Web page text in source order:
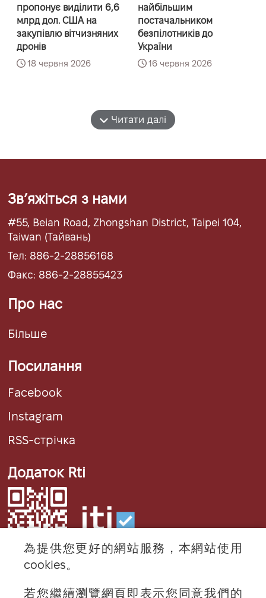
пропонує виділити 6,6
млрд дол. США на
закупівлю вітчизняних
дронів
18 червня 2026
найбільшим
постачальником
безпілотників до
України
16 червня 2026
Читати далі
Звʼяжіться з нами
#55, Beian Road, Zhongshan District, Taipei 104,
Taiwan (Тайвань)
Тел: 886-2-28856168
Факс: 886-2-28855423
Про нас
Більше
Посилання
Facebook
Instagram
RSS-стрічка
Додаток Rti
為提供您更好的網站服務，本網站使用
cookies。
若您繼續瀏覽網頁即表示您同意我們的